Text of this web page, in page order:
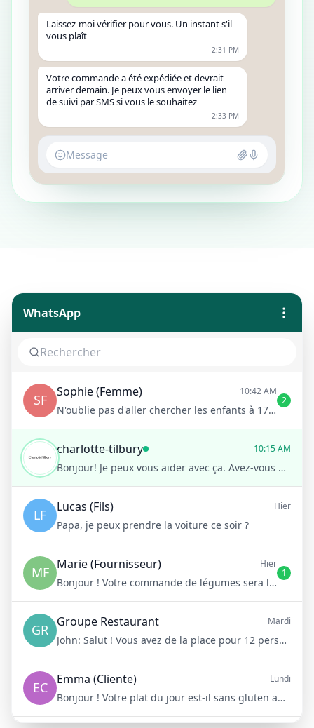
Laissez-moi vérifier pour vous. Un instant s'il
vous plaît
2:31 PM
Votre commande a été expédiée et devrait
arriver demain. Je peux vous envoyer le lien
de suivi par SMS si vous le souhaitez
2:33 PM
Message
WhatsApp
SF Sophie (Femme) 10:42 AM
N'oublie pas d'aller chercher les enfants à 17h !
2
charlotte-tilbury 10:15 AM
Bonjour! Je peux vous aider avec ça. Avez-vous une préférence pour le niveau de couverture?
LF Lucas (Fils) Hier
Papa, je peux prendre la voiture ce soir ?
MF Marie (Fournisseur) Hier
Bonjour ! Votre commande de légumes sera livrée demain matin à 8h
1
GR Groupe Restaurant Mardi
John: Salut ! Vous avez de la place pour 12 personnes samedi soir ?
EC Emma (Cliente) Lundi
Bonjour ! Votre plat du jour est-il sans gluten aujourd'hui ?